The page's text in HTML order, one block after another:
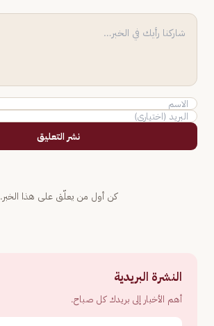
نشر التعليق
كن أول من يعلّق على هذا الخبر.
النشرة البريدية
أهم الأخبار إلى بريدك كل صباح.